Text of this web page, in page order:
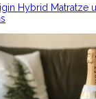
Hybrid Matratze